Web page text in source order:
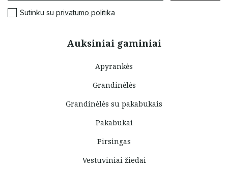
Auksiniai gaminiai
Apyrankės
Grandinėlės
Grandinėlės su pakabukais
Pakabukai
Pirsingas
Vestuviniai žiedai
Sutinku su privatumo politika